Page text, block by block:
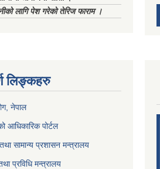
लागि पेश गरेको तेरिज फाराम ।
लिङ्कहरु
, नेपाल
आधिकारिक पोर्टल
सामान्य प्रशासन मन्त्रालय
तथा प्रविधि मन्त्रालय